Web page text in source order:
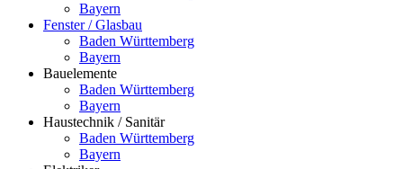
Bayern
Fenster / Glasbau
Baden Württemberg
Bayern
Bauelemente
Baden Württemberg
Bayern
Haustechnik / Sanitär
Baden Württemberg
Bayern